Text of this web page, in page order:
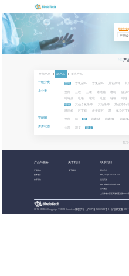
关键字搜索
NEW
产
全部产品 新产品 重点产品
一级分类 全部 含氧杂环 含氮杂环 其它杂环
小分类 全部 三唑 三嗪 硫杂
吡咯烷 吡咯 哒嗪 吡唑
噁嗪 其他含氮杂环 其他杂环 其他芳香(
环丙烷 环丁烷 桥接双环 苯 氮杂环丁烷
官能团 全部 腈 酮 卤素:碘 卤素:氟 卤素:氯
库库状态 全部 现货 期货
暂无
产品与服务 关于我们 联系我们
产品中心
技术服务
分子砌块
关于都创
商务合作：
BB_sales@birdotech.com
意见反馈：
BB_sales@birdotech.com
公司地址：
上海市浦东新区周浦镇蓝靛路1199号
2015 - 2023© Copyright © 2019 Birdotech版权所有 , 沪ICP备15032529号-2 沪公网安备